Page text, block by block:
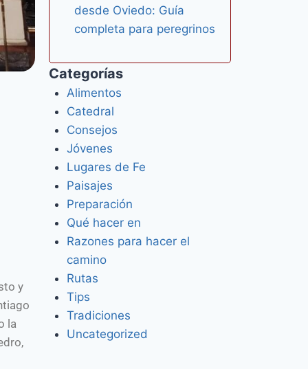
y
la
desde Oviedo: Guía
completa para peregrinos
Categorías
Alimentos
Catedral
Consejos
Jóvenes
Lugares de Fe
Paisajes
Preparación
Qué hacer en
Razones para hacer el
camino
Rutas
Tips
Tradiciones
Uncategorized